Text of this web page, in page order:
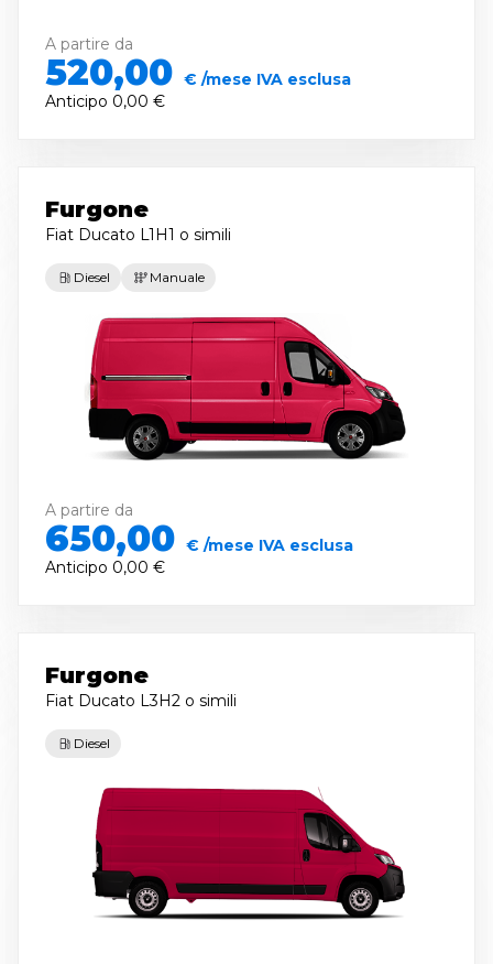
A partire da
520,00 € /mese IVA esclusa
Anticipo 0,00 €
Furgone
Fiat Ducato L1H1 o simili
Diesel Manuale
A partire da
650,00 € /mese IVA esclusa
Anticipo 0,00 €
Furgone
Fiat Ducato L3H2 o simili
Diesel